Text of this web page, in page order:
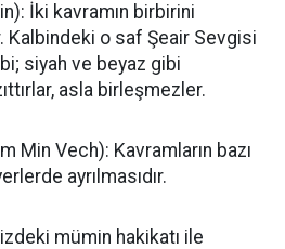
İki kavramın birbirini
Kalbindeki o saf Şeair Sevgisi
siyah ve beyaz gibi
asla birleşmezler.
Min Vech): Kavramların bazı
ayrılmasıdır.
mümin hakikatı ile